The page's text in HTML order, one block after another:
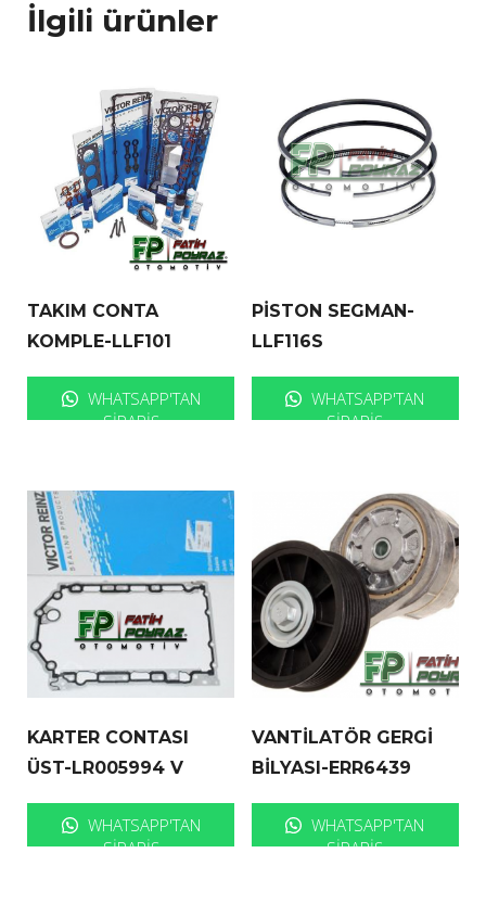
İlgili ürünler
TAKIM CONTA
KOMPLE-LLF101
WHATSAPP'TAN
SIPARIŞ
PİSTON SEGMAN-
LLF116S
WHATSAPP'TAN
SIPARIŞ
KARTER CONTASI
ÜST-LR005994 V
WHATSAPP'TAN
SIPARIŞ
VANTİLATÖR GERGİ
BİLYASI-ERR6439
WHATSAPP'TAN
SIPARIŞ